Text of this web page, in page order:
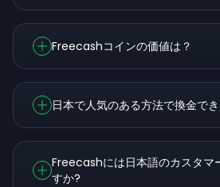
Freecashコインの価値は？
日本で人気のある方法で換金で
Freecashには日本語のカスタマ
すか?